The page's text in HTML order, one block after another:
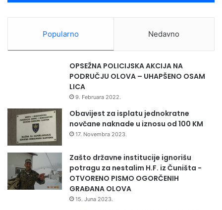
Popularno Nedavno
OPSEŽNA POLICIJSKA AKCIJA NA
PODRUČJU OLOVA – UHAPŠENO OSAM
LICA
9. Februara 2022.
Obavijest za isplatu jednokratne
novčane naknade u iznosu od 100 KM
17. Novembra 2023.
Zašto državne institucije ignorišu
potragu za nestalim H.F. iz Čuništa -
OTVORENO PISMO OGORČENIH
GRAĐANA OLOVA
15. Juna 2023.